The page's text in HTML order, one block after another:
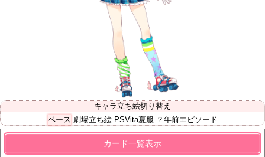
キャラ立ち絵切り替え
ベース 劇場立ち絵 PSVita夏服 ？年前エピソード
カード一覧表示